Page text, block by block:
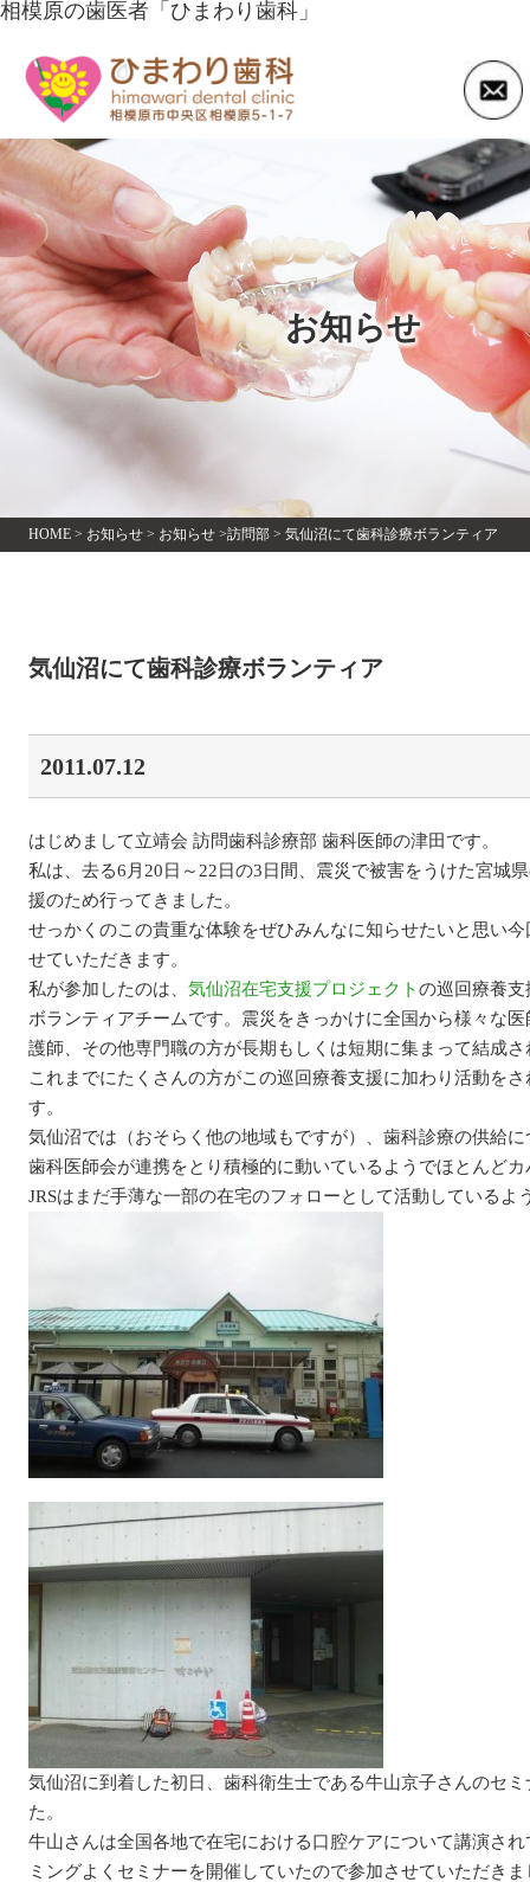
相模原の歯医者「ひまわり歯科」
お知らせ
HOME> お知らせ> お知らせ>訪問部> 気仙沼にて歯科診療ボランティア
気仙沼にて歯科診療ボランティア
2011.07.12
はじめまして立靖会 訪問歯科診療部 歯科医師の津田です。
私は、去る6月20日～22日の3日間、震災で被害をうけた宮城
援のため行ってきました。
せっかくのこの貴重な体験をぜひみんなに知らせたいと思い今
せていただきます。
私が参加したのは、 気仙沼在宅支援プロジェクトの巡回療養支
ボランティアチームです。震災をきっかけに全国から様々な
護師、その他専門職の方が長期もしくは短期に集まって結成
これまでにたくさんの方がこの巡回療養支援に加わり活動を
す。
気仙沼では（おそらく他の地域もですが）、歯科診療の供給
歯科医師会が連携をとり積極的に動いているようでほとんど
JRSはまだ手薄な一部の在宅のフォローとして活動しているよ
気仙沼に到着した初日、歯科衛生士である牛山京子さんのセ
た。
牛山さんは全国各地で在宅における口腔ケアについて講演さ
ミングよくセミナーを開催していたので参加させていただきま